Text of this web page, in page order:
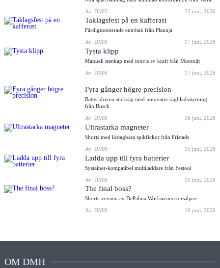
Av: DMH
24 juni, 2026
Taklagsfest på en kafferast
Färdigmonterade entrétak från Plannja
Av: DMH
17 juni, 2026
Tysta klipp
Manuell stenkap med tonvis av kraft från Montolit
Av: DMH
17 juni, 2026
Fyra gånger högre precision
Batteridriven sticksåg med innovativ sågbladsstyrning
från Bosch
Av: DMH
16 juni, 2026
Ultrastarka magneter
Shorts med löstagbara spikfickor från Fristads
Av: DMH
15 juni, 2026
Ladda upp till fyra batterier
Systainer-kompatibel multiladdare från Festool
Av: DMH
10 juni, 2026
The final boss?
Shorts-version av DePalma Workwears storsäljare
Av: DMH
10 juni, 2026
OM DMH